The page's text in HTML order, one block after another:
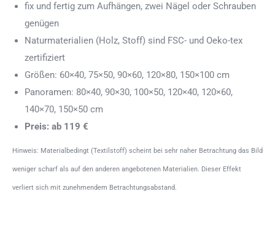
fix und fertig zum Aufhängen, zwei Nägel oder Schrauben
genügen
Naturmaterialien (Holz, Stoff) sind FSC- und Oeko-tex
zertifiziert
Größen: 60×40, 75×50, 90×60, 120×80, 150×100 cm
Panoramen: 80×40, 90×30, 100×50, 120×40, 120×60,
140×70, 150×50 cm
Preis: ab 119 €
Hinweis: Materialbedingt (Textilstoff) scheint bei sehr naher Betrachtung das Bild
weniger scharf als auf den anderen angebotenen Materialien. Dieser Effekt
verliert sich mit zunehmendem Betrachtungsabstand.